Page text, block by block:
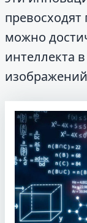
превосходят
можно
интеллекта